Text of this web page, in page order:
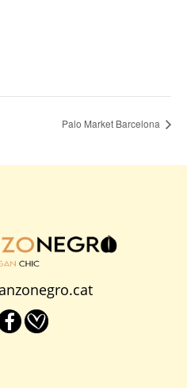
Palo Market Barcelona